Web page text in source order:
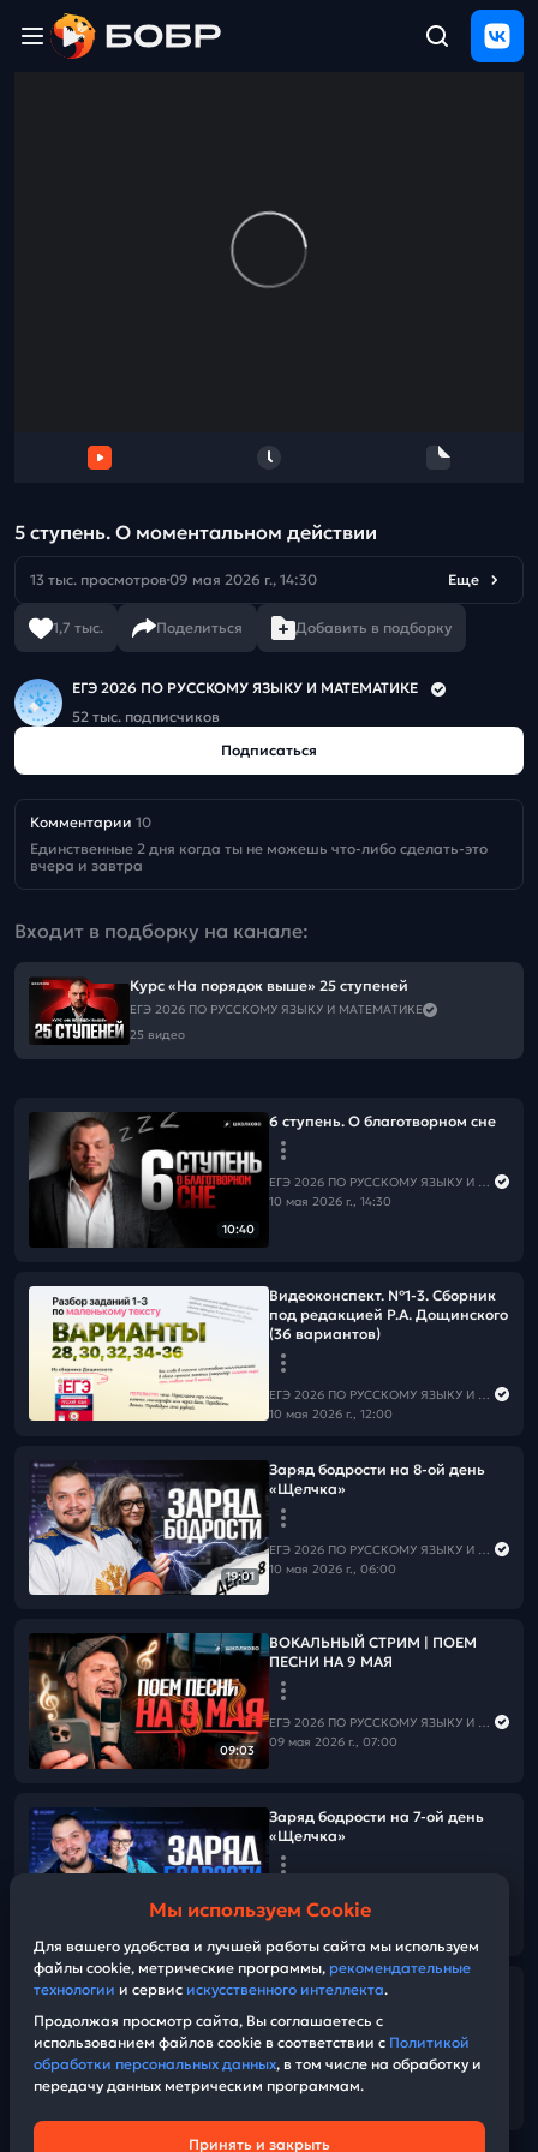
5 ступень. О моментальном действии
13 тыс. просмотров 09 мая 2026 г., 14:30 Еще
1,7 тыс. Поделиться Добавить в подборку
ЕГЭ 2026 ПО РУССКОМУ ЯЗЫКУ И МАТЕМАТИКЕ
52 тыс. подписчиков
Подписаться
Комментарии 10
Единственные 2 дня когда ты не можешь что-либо сделать-это
вчера и завтра
Входит в подборку на канале:
Курс «На порядок выше» 25 ступеней
ЕГЭ 2026 ПО РУССКОМУ ЯЗЫКУ И МАТЕМАТИКЕ
25 видео
10:40
6 ступень. О благотворном сне
ЕГЭ 2026 ПО РУССКОМУ ЯЗЫКУ И МАТЕМАТИКЕ
10 мая 2026 г., 14:30
Видеоконспект. №1-3. Сборник
под редакцией Р.А. Дощинского
(36 вариантов)
ЕГЭ 2026 ПО РУССКОМУ ЯЗЫКУ И МАТЕМАТИКЕ
10 мая 2026 г., 12:00
19:01
Заряд бодрости на 8-ой день
«Щелчка»
ЕГЭ 2026 ПО РУССКОМУ ЯЗЫКУ И МАТЕМАТИКЕ
10 мая 2026 г., 06:00
09:03
ВОКАЛЬНЫЙ СТРИМ | ПОЕМ
ПЕСНИ НА 9 МАЯ
ЕГЭ 2026 ПО РУССКОМУ ЯЗЫКУ И МАТЕМАТИКЕ
09 мая 2026 г., 07:00
Заряд бодрости на 7-ой день
«Щелчка»
09 мая 2026 г., 06:00
20:48
Хвалим себя | Итоги 6-ого дня
ЕГЭ 2026 ПО РУССКОМУ ЯЗЫКУ И МАТЕМАТИКЕ
08 мая 2026 г., 16:00
Мы используем Cookie
Для вашего удобства и лучшей работы сайта мы используем
файлы cookie, метрические программы, рекомендательные
технологии и сервис искусственного интеллекта.
Продолжая просмотр сайта, Вы соглашаетесь с
использованием файлов cookie в соответствии с Политикой
обработки персональных данных, в том числе на обработку и
передачу данных метрическим программам.
Принять и закрыть